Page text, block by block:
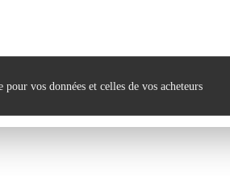
vos données et celles de vos acheteurs